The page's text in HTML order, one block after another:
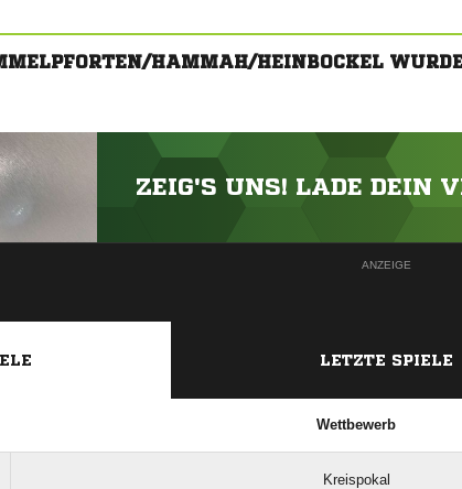
HAMMAH/HEINBOCKEL
ZEIG'S UNS! LADE DEIN
ANZEIGE
LETZTE SPIELE
Wettbewerb
Kreispokal